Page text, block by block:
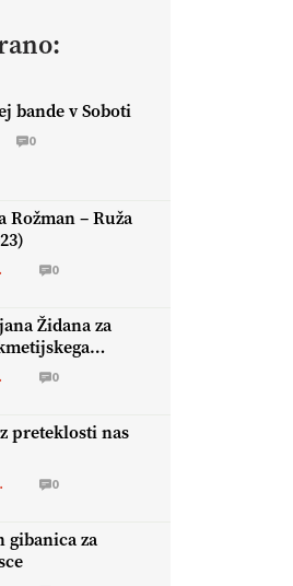
bande v Soboti
0
Rožman – Ruža
0
Židana za
0
preteklosti nas
0
gibanica za